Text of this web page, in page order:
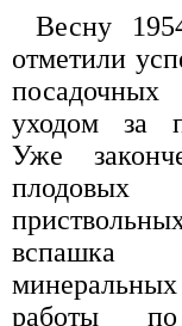
Весну
отметили
уходом за
Уже
плодовых
вспашка
работы